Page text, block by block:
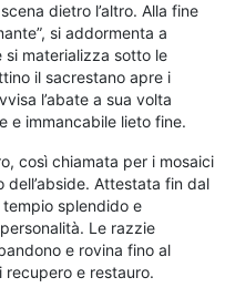
dietro l’altro. Alla fine
si addormenta a
si materializza sotto le
il sacrestano apre i
l’abate a sua volta
e immancabile lieto fine.
così chiamata per i mosaici
dell’abside. Attestata fin dal
splendido e
Le razzie
e rovina fino al
recupero e restauro.